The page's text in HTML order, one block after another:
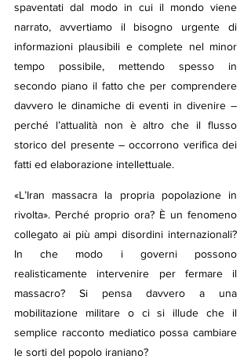
spaventati dal modo in cui il mondo viene
narrato, avvertiamo il bisogno urgente di
informazioni plausibili e complete nel minor
tempo possibile, mettendo spesso in
secondo piano il fatto che per comprendere
davvero le dinamiche di eventi in divenire –
perché l’attualità non è altro che il flusso
storico del presente – occorrono verifica dei
fatti ed elaborazione intellettuale.
«L’Iran massacra la propria popolazione in
rivolta». Perché proprio ora? È un fenomeno
collegato ai più ampi disordini internazionali?
In che modo i governi possono
realisticamente intervenire per fermare il
massacro? Si pensa davvero a una
mobilitazione militare o ci si illude che il
semplice racconto mediatico possa cambiare
le sorti del popolo iraniano?